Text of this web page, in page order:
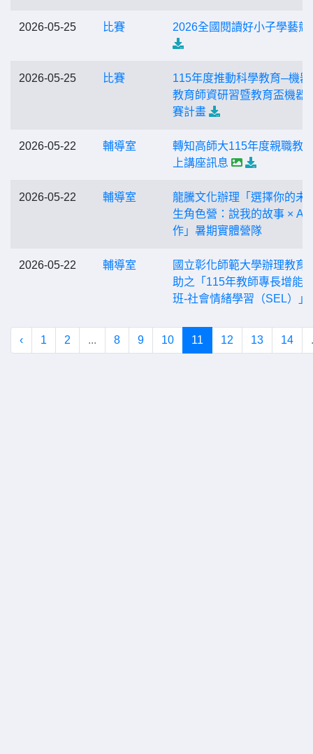
2026-05-25 比賽 2026全國閱讀好小子學藝競
2026-05-25 比賽
115年度推動科學教育─機器
教育師資研習暨教育盃機器
賽計畫
2026-05-22 輔導室
轉知高師大115年度親職教
上講座訊息
2026-05-22 輔導室
龍騰文化辦理「選擇你的未
生角色營：說我的故事 × AI
作」暑期實體營隊
2026-05-22 輔導室
國立彰化師範大學辦理教育
助之「115年教師專長增能
班-社會情緒學習（SEL）」
‹ 1 2 ... 8 9 10 11 12 13 14